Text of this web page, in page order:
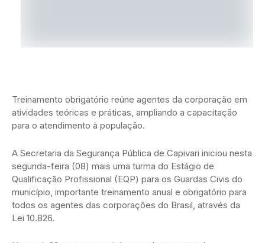
Treinamento obrigatório reúne agentes da corporação em
atividades teóricas e práticas, ampliando a capacitação
para o atendimento à população.
A Secretaria da Segurança Pública de Capivari iniciou nesta
segunda-feira (08) mais uma turma do Estágio de
Qualificação Profissional (EQP) para os Guardas Civis do
município, importante treinamento anual e obrigatório para
todos os agentes das corporações do Brasil, através da
Lei 10.826.